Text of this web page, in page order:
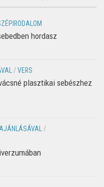
hordasz
/VERS
plasztikai sebészhez
/